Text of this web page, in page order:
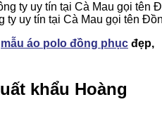
ty uy tín tại Cà Mau gọi tên
mẫu áo polo đồng phục đẹp,
khẩu Hoàng